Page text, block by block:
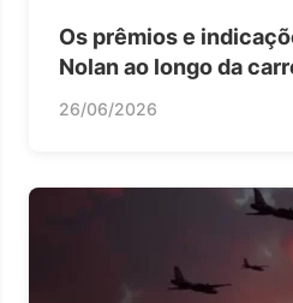
Os prêmios e
Nolan ao longo da
26/06/2026